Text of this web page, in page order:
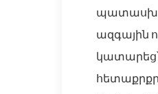
ազգային